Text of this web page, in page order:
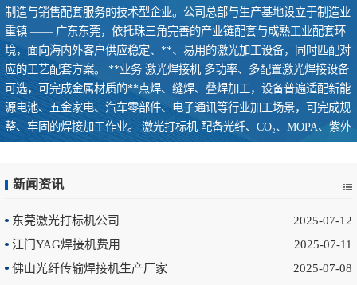
制造与销售配套服务的技术型企业。公司总部与生产基地设立于制造业
重镇 —— 广东东莞，依托珠三角完善的产业链配套与成熟工业配套环
境，面向海内外客户供应稳定、**、易用的激光加工设备，同时匹配对
应的工艺配套方案。 **业务 激光焊接机 多功率、多配置激光焊接设备
可选，可完成金属材质的**点焊、缝焊、叠焊加工，设备普遍适配新能
源电池、五金家电、汽车零部件、电子通讯等行业加工场景，可完成规
整、牢固的焊接加工作业。 激光打标机 配备光纤、CO₂、MOPA、紫外
多系列激光打标机型，可在金属、塑料、陶瓷、玻璃等材质表层完成非
产品个性化定制等常规使用需求。 激光切割机 **光纤激光切割机，主
切缝窄、切面平整的特性，广泛应用于钣金加工、机箱机柜、电梯制
作、厨卫厨具、广告装饰等行业加工。 定制化配套解决方案 依托长期
技术沉淀与各行业加工工艺实操经验，除标准化激光设备供货外，可结
新闻资讯
东莞激光打标机公司
2025-07-12
江门YAG焊接机费用
2025-07-11
佛山光纤传输焊接机生产厂家
2025-07-08